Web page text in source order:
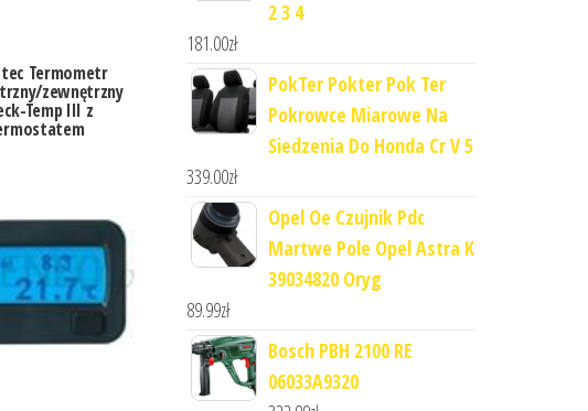
Termometr
zewnętrzny
Temp III z
2 3 4
181.00zł
PokTer Pokter Pok Ter
Pokrowce Miarowe Na
Siedzenia Do Honda Cr V 5
339.00zł
Opel Oe Czujnik Pdc
Martwe Pole Opel Astra K
39034820 Oryg
89.99zł
Bosch PBH 2100 RE
06033A9320